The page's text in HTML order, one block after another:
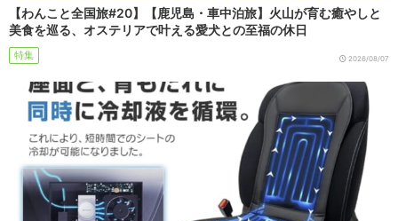
【わんこと全国旅#20】【鹿児島・車中泊旅】火山が育む癒やしと
美食を巡る、オステリアで叶える愛犬との至福の休日
特集 2026/08/07